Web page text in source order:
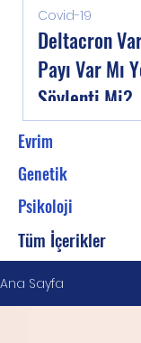
Deltacron
Payı Var Mı
Söylenti Mi?
Covid-19
Evrim
Genetik
Psikoloji
Tüm İçerikler
Ana Sayfa